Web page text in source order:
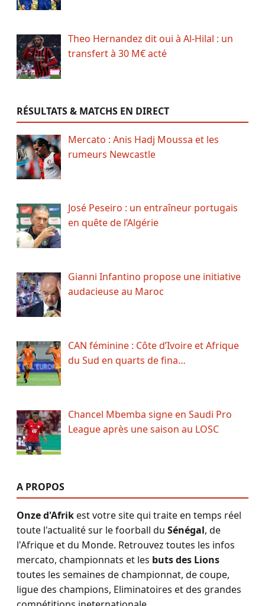
Theo Hernandez dit oui à Al-Hilal : un
transfert à 30 M€ acté
RÉSULTATS & MATCHS EN DIRECT
Mercato : Anis Hadj Moussa et les
rumeurs Newcastle
José Peseiro : un entraîneur portugais
en quête de l’Algérie
Gianni Infantino propose une initiative
audacieuse au Maroc
CAN féminine : Côte d’Ivoire et Afrique
du Sud en quarts de fina…
Chancel Mbemba signe en Saudi Pro
League après une saison au LOSC
A PROPOS
Onze d'Afrikest votre site qui traite en temps réel
toute l'actualité sur le foorball du Sénégal, de
l'Afrique et du Monde. Retrouvez toutes les infos
mercato, championnats et les buts des Lions
toutes les semaines de championnat, de coupe,
ligue des champions, Eliminatoires et des grandes